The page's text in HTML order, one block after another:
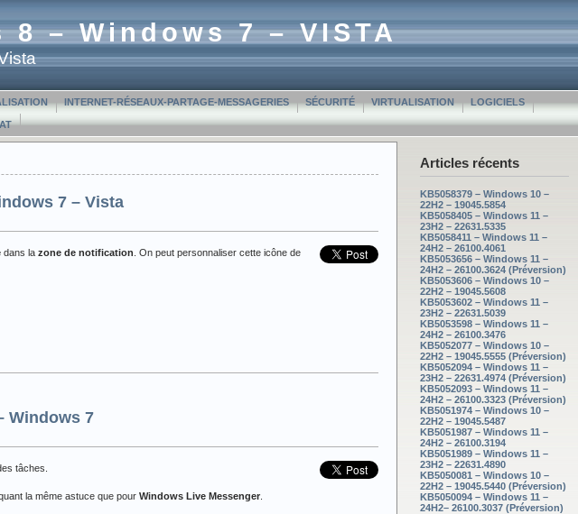
8 – Windows 7 – VISTA
INTERNET-RÉSEAUX-PARTAGE-MESSAGERIES SÉCURITÉ VIRTUALISATION LOGICIELS
Articles récents
KB5058379 – Windows 10 –
22H2 – 19045.5854
KB5058405 – Windows 11 –
23H2 – 22631.5335
KB5058411 – Windows 11 –
24H2 – 26100.4061
KB5053656 – Windows 11 –
24H2 – 26100.3624 (Préversion)
KB5053606 – Windows 10 –
22H2 – 19045.5608
KB5053602 – Windows 11 –
23H2 – 22631.5039
KB5053598 – Windows 11 –
24H2 – 26100.3476
KB5052077 – Windows 10 –
22H2 – 19045.5555 (Préversion)
KB5052094 – Windows 11 –
23H2 – 22631.4974 (Préversion)
KB5052093 – Windows 11 –
24H2 – 26100.3323 (Préversion)
KB5051974 – Windows 10 –
22H2 – 19045.5487
KB5051987 – Windows 11 –
24H2 – 26100.3194
KB5051989 – Windows 11 –
23H2 – 22631.4890
KB5050081 – Windows 10 –
22H2 – 19045.5440 (Préversion)
KB5050094 – Windows 11 –
24H2– 26100.3037 (Préversion)
7 – Vista
dans la zone de notification . On peut personnaliser cette icône de
Windows 7
tâches.
la même astuce que pour Windows Live Messenger